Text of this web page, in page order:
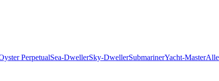
PerpetualSea-DwellerSky-DwellerSubmarinerYacht-Master